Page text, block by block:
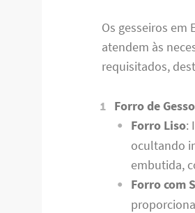
Os gesseiros em
atendem às
requisitados,
Forro de Gesso
Forro Liso:
ocultando
embutida,
Forro com